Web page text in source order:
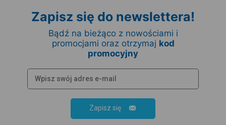
Zapisz się do newslettera!
Bądź na bieżąco z nowościami i
promocjami oraz otrzymaj kod
promocyjny
Zapisz się